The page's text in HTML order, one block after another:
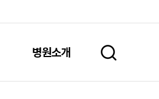
병원소개